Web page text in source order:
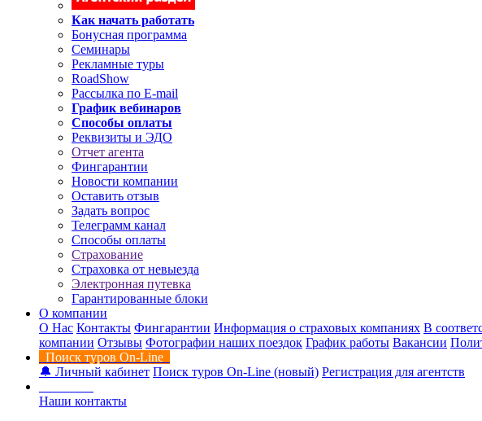
Как начать работать
Бонусная программа
Семинары
Рекламные туры
RoadShow
Рассылка по E-mail
График вебинаров
Способы оплаты
Реквизиты и ЭДО
Отчет агента
Фингарантии
Новости компании
Оставить отзыв
Задать вопрос
Телеграмм канал
Способы оплаты
Страхование
Страховка от невыезда
Электронная путевка
Гарантированные блоки
О компании
О Нас Контакты Фингарантии Информация о страховых компаниях В
компании Отзывы Фотографии наших поездок График работы Вакансии
Поиск туров On-Line
🔔 Личный кабинет Поиск туров On-Line (новый) Регистрация для агентств
Наши контакты